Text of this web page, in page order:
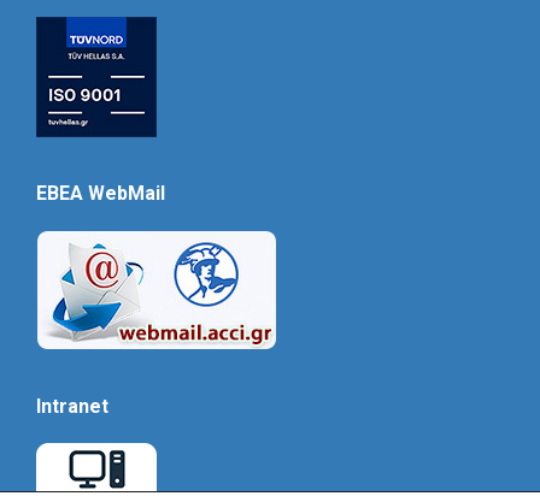
EBEA WebMail
Intranet